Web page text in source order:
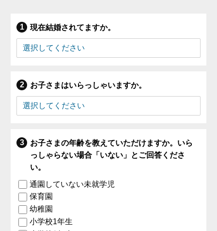
現在結婚されてますか。
お子さまはいらっしゃいますか。
お子さまの年齢を教えていただけますか。いら
っしゃらない場合「いない」とご回答くださ
い。
通園していない未就学児
保育園
幼稚園
小学校1年生